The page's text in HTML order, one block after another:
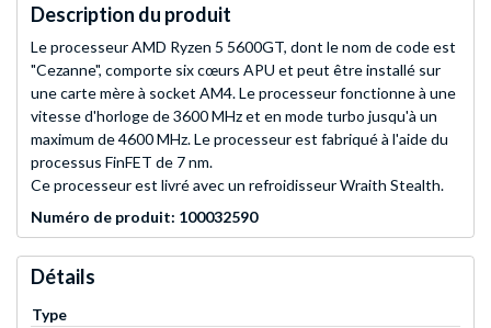
Description du produit
Le processeur AMD Ryzen 5 5600GT, dont le nom de code est
"Cezanne", comporte six cœurs APU et peut être installé sur
une carte mère à socket AM4. Le processeur fonctionne à une
vitesse d'horloge de 3600 MHz et en mode turbo jusqu'à un
maximum de 4600 MHz. Le processeur est fabriqué à l'aide du
processus FinFET de 7 nm.
Ce processeur est livré avec un refroidisseur Wraith Stealth.
Numéro de produit: 100032590
Détails
Type